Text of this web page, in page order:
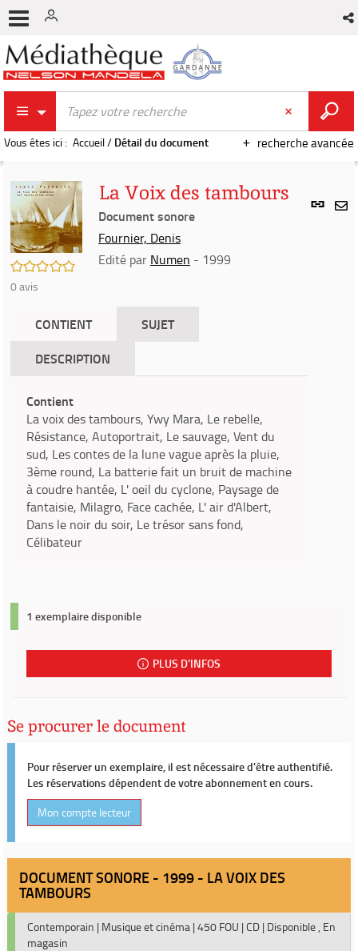
recherche avancée
Vous êtes ici : Accueil/ Détail du document
Lien
/5
0avis
La Voix des tambours
Document sonore
Fournier, Denis
Edité par Numen - 1999
CONTIENT
SUJET
DESCRIPTION
Contient
La voix des tambours, Ywy Mara, Le rebelle,
Résistance, Autoportrait, Le sauvage, Vent du
sud, Les contes de la lune vague après la pluie,
3ème round, La batterie fait un bruit de machine
à coudre hantée, L' oeil du cyclone, Paysage de
fantaisie, Milagro, Face cachée, L' air d'Albert,
Dans le noir du soir, Le trésor sans fond,
Célibateur
1 exemplaire disponible
PLUS D'INFOS
Se procurer le document
Pour réserver un exemplaire, il est nécessaire d'être authentifié.
Les réservations dépendent de votre abonnement en cours.
Mon compte lecteur
DOCUMENT SONORE - 1999 - LA VOIX DES
TAMBOURS
Contemporain | Musique et cinéma | 450 FOU | CD | Disponible , En
magasin